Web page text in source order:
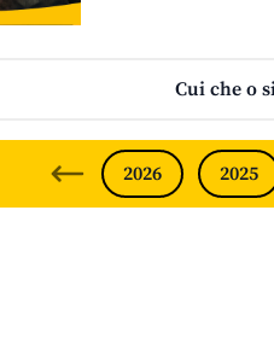
Cui che o
2026 2025